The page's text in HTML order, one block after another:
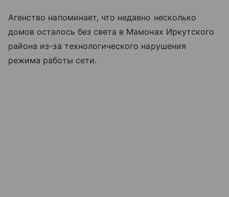
Агенство напоминает, что недавно несколько
домов осталось без света в Мамонах Иркутского
района из-за технологического нарушения
режима работы сети.